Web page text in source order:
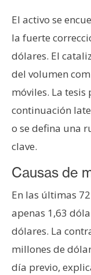
a
T
e
m
a
e
c
r
s
o
s
El activo se
la fuerte
dólares. El
del volumen
móviles. La
continuación
o se defina una
clave.
Causas de
En las últimas
apenas 1,63
dólares. La
millones de
día previo,